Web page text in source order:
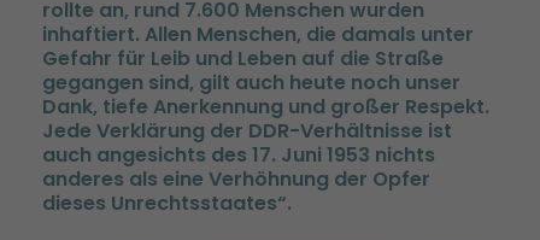
rollte an, rund 7.600 Menschen wurden
inhaftiert. Allen Menschen, die damals unter
Gefahr für Leib und Leben auf die Straße
gegangen sind, gilt auch heute noch unser
Dank, tiefe Anerkennung und großer Respekt.
Jede Verklärung der DDR-Verhältnisse ist
auch angesichts des 17. Juni 1953 nichts
anderes als eine Verhöhnung der Opfer
dieses Unrechtsstaates“.